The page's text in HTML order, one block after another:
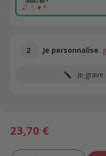
2 Je personnalise
Je
23,70 €